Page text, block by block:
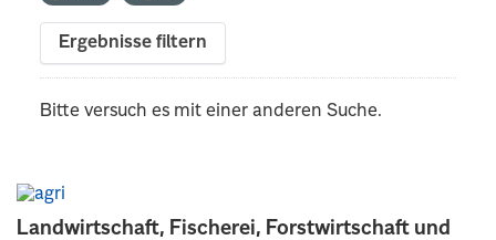
Landwirtschaft, Fischerei, Forstwirtschaft und
Ergebnisse filtern
Bitte versuch es mit einer anderen Suche.